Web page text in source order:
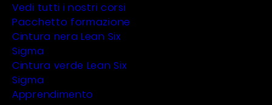
Vedi tutti i nostri corsi
Pacchetto formazione
Cintura nera Lean Six
Sigma
Cintura verde Lean Six
Sigma
Apprendimento